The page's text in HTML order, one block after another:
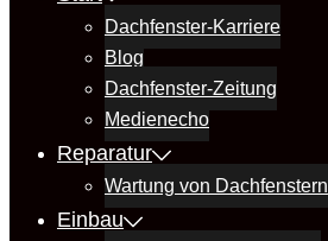
Dachfenster-Karriere
Blog
Dachfenster-Zeitung
Medienecho
Reparatur
Wartung von Dachfenstern
Einbau